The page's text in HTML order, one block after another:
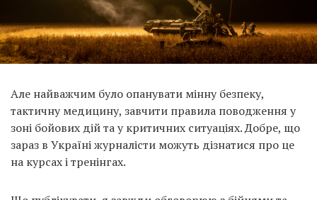
Але найважчим було опанувати мінну безпеку,
тактичну медицину, завчити правила поводження у
зоні бойових дій та у критичних ситуаціях. Добре, що
зараз в Україні журналісти можуть дізнатися про це
на курсах і тренінгах.